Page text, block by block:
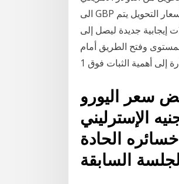
الى GBP و كذلك حول بالاتجاه العكسي. الأسعار تعتمد على أسعار التحويل المباشرة. أسعار التحويل يتم
إيجابية جديدة ليصل إلى
لتخطي هذا المستوى وفتح الطريق أمام
انخفض سعر اليورو
الجنيه الإسترليني
من خسائره الحادة